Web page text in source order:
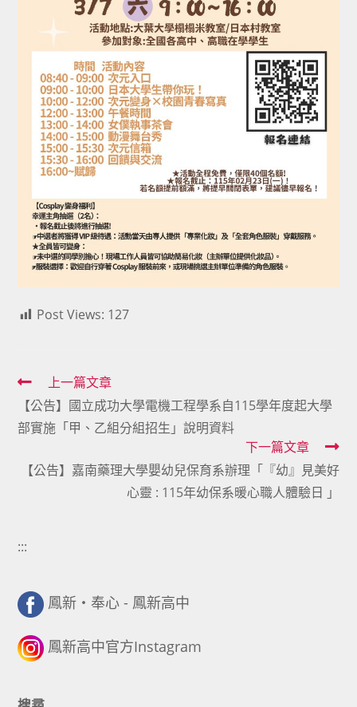
Post Views: 127
Read
more
articles
上一篇文章
【公告】國立成功大學電機工程學系自115學年度起大學
部實施「甲、乙組分組招生」說明資料
下一篇文章
【公告】嘉南藥理大學嬰幼兒保育系辦理「『幼』見美好
心靈 : 115年幼保系暖心職人體驗日 」
:::
鳳新・奉心 - 鳳新高中
鳳新高中官方Instagram